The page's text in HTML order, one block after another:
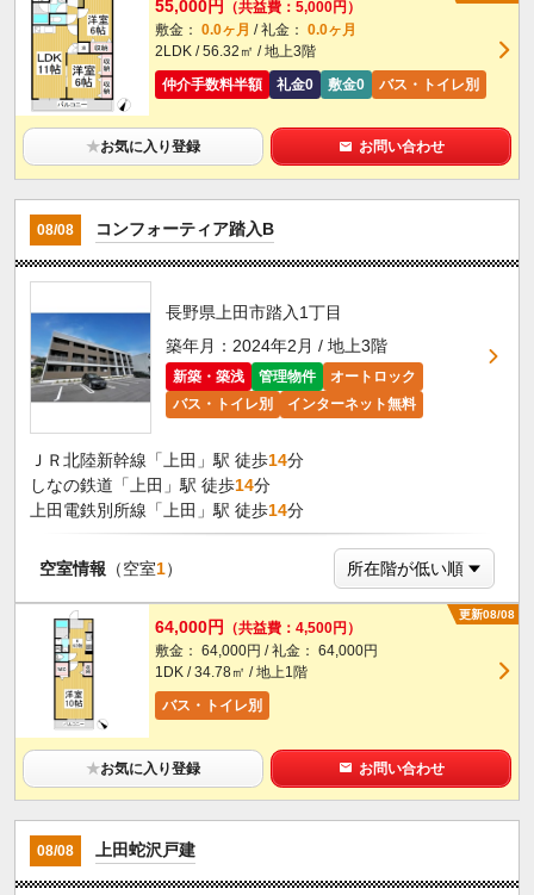
55,000円
（共益費：5,000円）
敷金： 0.0ヶ月 / 礼金： 0.0ヶ月
2LDK / 56.32㎡ / 地上3階
仲介手数料半額
礼金0 敷金0 バス・トイレ別
★お気に入り登録 お問い合わせ
08/08 コンフォーティア踏入B
長野県上田市踏入1丁目
築年月：2024年2月 / 地上3階
新築・築浅 管理物件
オートロック
バス・トイレ別
インターネット無料
ＪＲ北陸新幹線「上田」駅 徒歩14分
しなの鉄道「上田」駅 徒歩14分
上田電鉄別所線「上田」駅 徒歩14分
空室情報 （空室1）
更新08/08
64,000円
（共益費：4,500円）
敷金： 64,000円 / 礼金： 64,000円
1DK / 34.78㎡ / 地上1階
バス・トイレ別
★お気に入り登録 お問い合わせ
08/08 上田蛇沢戸建